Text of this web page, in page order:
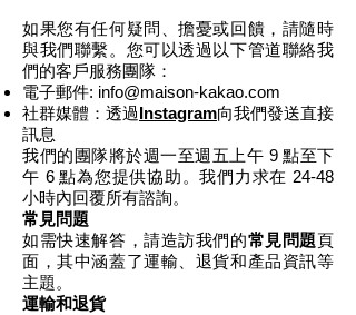
如果您有任何疑問、擔憂或回饋，請隨時
與我們聯繫。您可以透過以下管道聯絡我
們的客戶服務團隊：
電子郵件: info@maison-kakao.com
社群媒體：透過 Instagram向我們發送直接
訊息
我們的團隊將於週一至週五上午 9 點至下
午 6 點為您提供協助。我們力求在 24-48
小時內回覆所有諮詢。
常見問題
如需快速解答，請造訪我們的常見問題頁
面，其中涵蓋了運輸、退貨和產品資訊等
主題。
運輸和退貨